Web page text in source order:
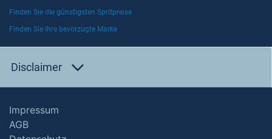
Finden Sie die günstigsten Spritpreise
Finden Sie Ihre bevorzugte Marke
Disclaimer
Impressum
AGB